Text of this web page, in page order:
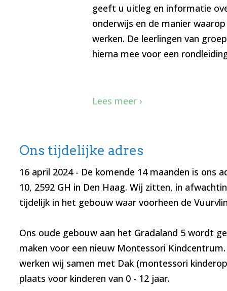
geeft u uitleg en informatie
onderwijs en de manier waarop
werken. De leerlingen van
hierna mee voor een
Lees meer ›
Ons tijdelijke adres
16 april 2024- De komende 14 maanden is ons
10, 2592 GH in Den Haag. Wij zitten, in
tijdelijk in het gebouw waar voorheen de
Ons oude gebouw aan het Gradaland 5 wordt
maken voor een nieuw Montessori
werken wij samen met Dak (montessori
plaats voor kinderen van 0 - 12 jaar.